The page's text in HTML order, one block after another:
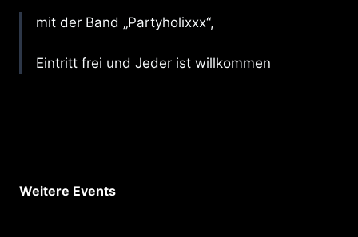
mit der Band „Partyholixxx“,
Eintritt frei und Jeder ist willkommen
Weitere Events